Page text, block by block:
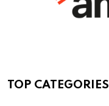
TOP CATEGORIES